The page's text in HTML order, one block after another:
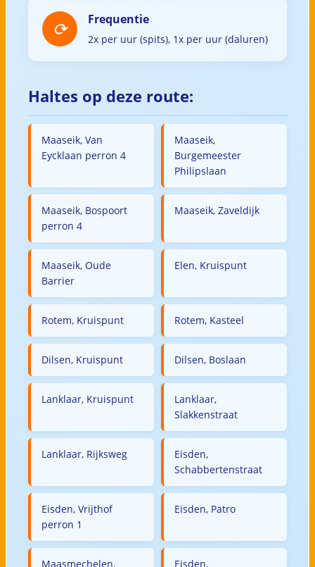
Frequentie
2x per uur (spits), 1x per uur (daluren)
Haltes op deze route:
Maaseik, Van
Eycklaan perron 4
Maaseik,
Burgemeester
Philipslaan
Maaseik, Bospoort
perron 4
Maaseik, Zaveldijk
Maaseik, Oude
Barrier
Elen, Kruispunt
Rotem, Kruispunt Rotem, Kasteel
Dilsen, Kruispunt Dilsen, Boslaan
Lanklaar, Kruispunt
Lanklaar,
Slakkenstraat
Lanklaar, Rijksweg
Eisden,
Schabbertenstraat
Eisden, Vrijthof
perron 1
Eisden, Patro
Maasmechelen, Eisden,